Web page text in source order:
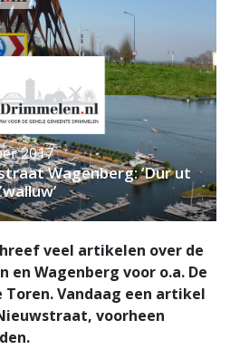
2017
Wagenberg: ‘Dur ut
veel artikelen over de
en Wagenberg voor o.a. De
Toren. Vandaag een artikel
voorheen